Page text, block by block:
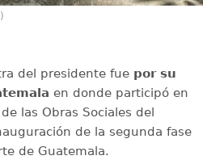
del presidente fuepor su
en donde participó en
las Obras Sociales del
de la segunda fase
de Guatemala.